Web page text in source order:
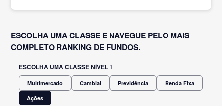
ESCOLHA UMA CLASSE E NAVEGUE PELO MAIS
COMPLETO RANKING DE FUNDOS.
ESCOLHA UMA CLASSE NÍVEL 1
Multimercado Cambial Previdência
Renda Fixa
Ações